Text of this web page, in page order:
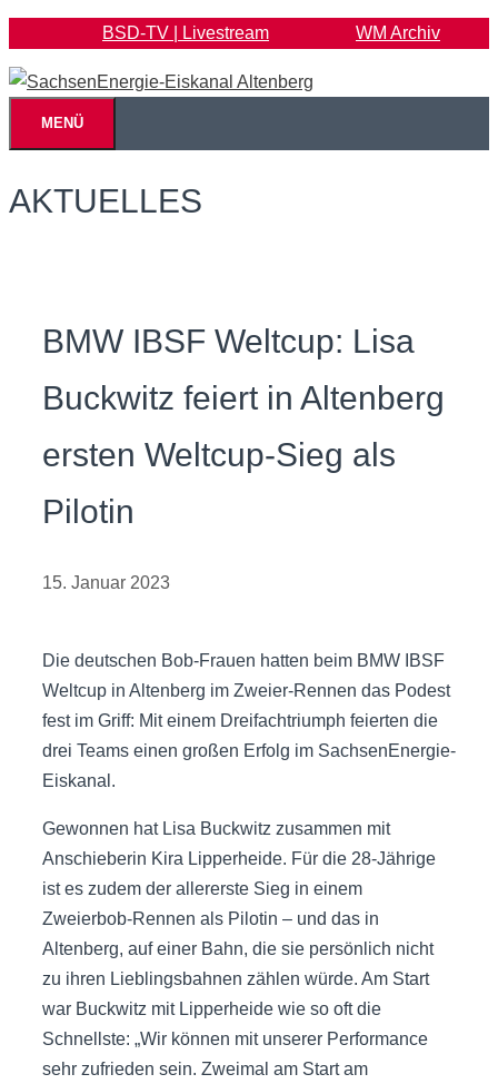
springen
BSD-TV | Livestream WM Archiv
MENÜ
AKTUELLES
BMW IBSF Weltcup: Lisa
Buckwitz feiert in Altenberg
ersten Weltcup-Sieg als
Pilotin
15. Januar 2023
Die deutschen Bob-Frauen hatten beim BMW IBSF
Weltcup in Altenberg im Zweier-Rennen das Podest
fest im Griff: Mit einem Dreifachtriumph feierten die
drei Teams einen großen Erfolg im SachsenEnergie-
Eiskanal.
Gewonnen hat Lisa Buckwitz zusammen mit
Anschieberin Kira Lipperheide. Für die 28-Jährige
ist es zudem der allererste Sieg in einem
Zweierbob-Rennen als Pilotin – und das in
Altenberg, auf einer Bahn, die sie persönlich nicht
zu ihren Lieblingsbahnen zählen würde. Am Start
war Buckwitz mit Lipperheide wie so oft die
Schnellste: „Wir können mit unserer Performance
sehr zufrieden sein. Zweimal am Start am